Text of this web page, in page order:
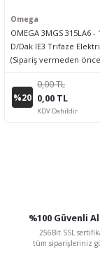
Omega
OMEGA 3MGS 315LA6 -
D/Dak IE3 Trifaze
(Sipariş vermeden
%20
0,00 TL
0,00 TL
KDV Dahildir
%100 Güvenli
256Bit SSL
tüm siparişleriniz